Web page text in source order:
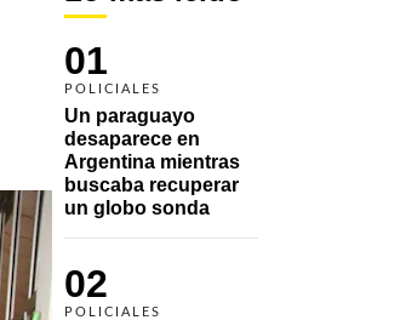
01
POLICIALES
Un paraguayo
desaparece en
Argentina mientras
buscaba recuperar
un globo sonda
02
POLICIALES